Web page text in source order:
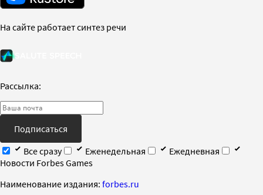
На сайте работает синтез речи
Рассылка:
Подписаться
Все сразу
Еженедельная
Ежедневная
Новости Forbes Games
Наименование издания: forbes.ru